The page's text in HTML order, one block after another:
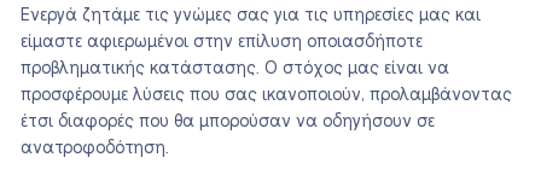
Ενεργά ζητάμε τις γνώμες σας για τις υπηρεσίες μας και
είμαστε αφιερωμένοι στην επίλυση οποιασδήποτε
προβληματικής κατάστασης. Ο στόχος μας είναι να
προσφέρουμε λύσεις που σας ικανοποιούν, προλαμβάνοντας
έτσι διαφορές που θα μπορούσαν να οδηγήσουν σε
ανατροφοδότηση.